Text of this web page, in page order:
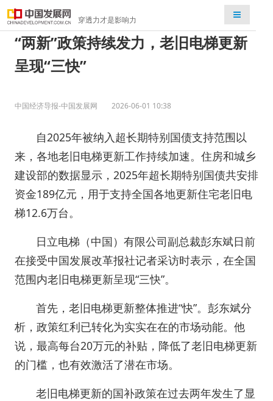
穿透力才是影响力
检索
“两新”政策持续发力，老旧电梯更新
呈现“三快”
中国经济导报-中国发展网 2026-06-01 10:38
自2025年被纳入超长期特别国债支持范围以
来，各地老旧电梯更新工作持续加速。住房和城乡
建设部的数据显示，2025年超长期特别国债共安排
资金189亿元，用于支持全国各地更新住宅老旧电
梯12.6万台。
日立电梯（中国）有限公司副总裁彭东斌日前
在接受中国发展改革报社记者采访时表示，在全国
范围内老旧电梯更新呈现“三快”。
首先，老旧电梯更新整体推进“快”。彭东斌分
析，政策红利已转化为实实在在的市场动能。他
说，最高每台20万元的补贴，降低了老旧电梯更新
的门槛，也有效激活了潜在市场。
老旧电梯更新的国补政策在过去两年发生了显